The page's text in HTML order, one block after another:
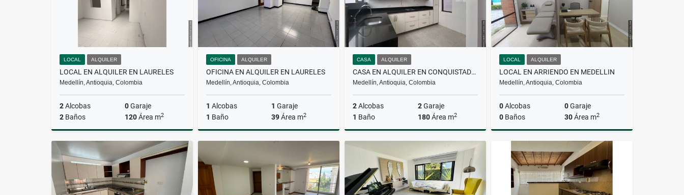
LOCAL ALQUILER
LOCAL EN ALQUILER EN LAURELES
Medellín, Antioquia, Colombia
2Alcobas 0Garaje
2 Baños 120Área m2
Alquiler
$5.000.000
OFICINA ALQUILER
OFICINA EN ALQUILER EN LAURELES
Medellín, Antioquia, Colombia
1 Alcobas 1 Garaje
1 Baño 39Área m2
CASA ALQUILER
CASA EN ALQUILER EN CONQUISTADORES
Medellín, Antioquia, Colombia
2Alcobas 2Garaje
1 Baño 180Área m2
$4.600.000
LOCAL ALQUILER
LOCAL EN ARRIENDO EN MEDELLIN
Medellín, Antioquia, Colombia
0Alcobas 0Garaje
0 Baños 30Área m2
Alquiler
$4.800.000